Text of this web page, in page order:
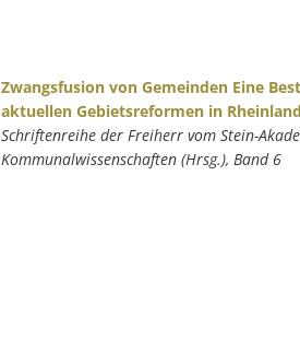
Zwangsfusion von Gemeinden Eine
aktuellen Gebietsreformen in
Schriftenreihe der Freiherr vom Stein-
Kommunalwissenschaften (Hrsg.), Band 6